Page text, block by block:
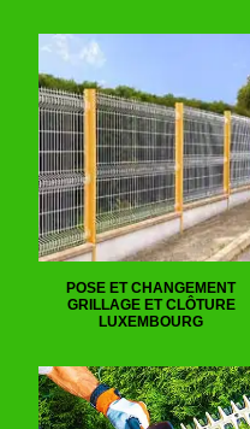
POSE ET CHANGEMENT
GRILLAGE ET CLÔTURE
LUXEMBOURG